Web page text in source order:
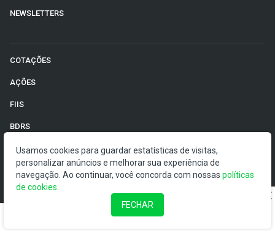
NEWSLETTERS
COTAÇÕES
AÇÕES
FIIS
BDRS
AÇÕES AMERICANAS
CRIPTOMOEDAS
MOEDAS
Usamos cookies para guardar estatísticas de visitas,
personalizar anúncios e melhorar sua experiência de
navegação. Ao continuar, você concorda com nossas políticas
de cookies
FECHAR